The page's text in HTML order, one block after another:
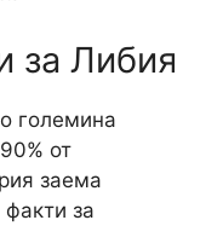
за Либия
големина
от
заема
факти за